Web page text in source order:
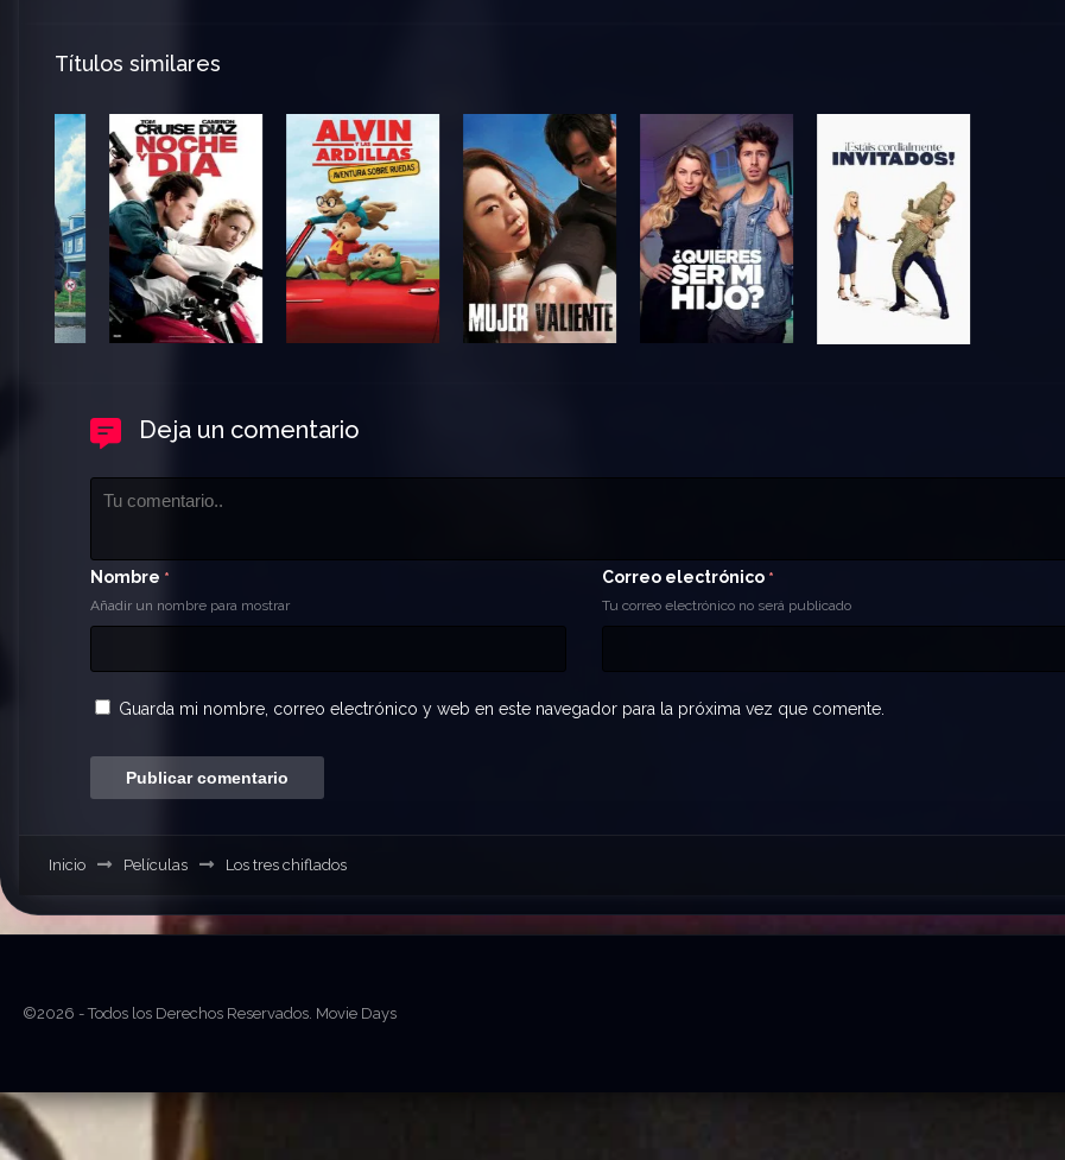
Títulos similares
Deja un comentario
Nombre *
Añadir un nombre para mostrar
Correo electrónico *
Tu correo electrónico no será publicado
Guarda mi nombre, correo electrónico y web en este navegador para la próxima vez que comente.
Inicio Películas Los tres chiflados
©2026 - Todos los Derechos Reservados. Movie Days